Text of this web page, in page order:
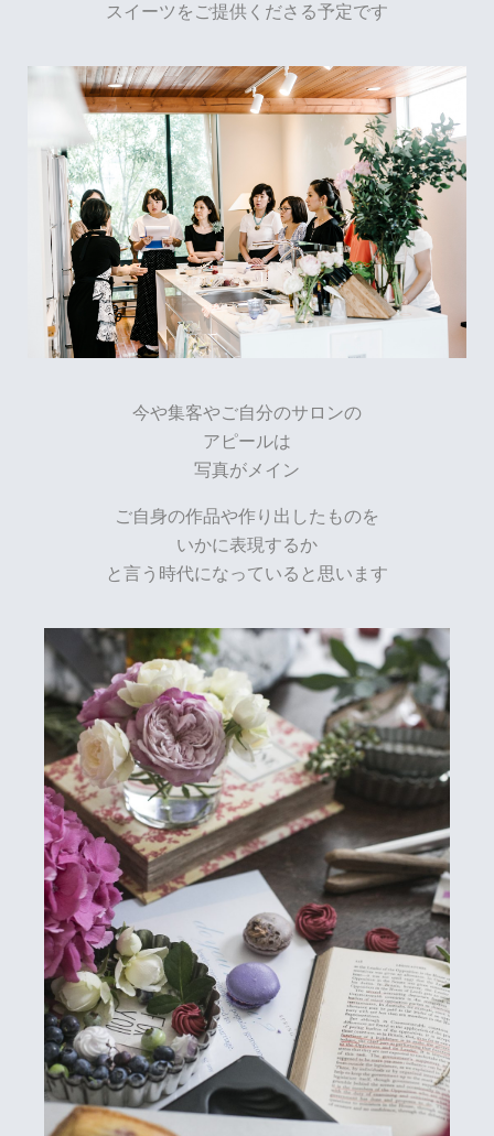
スイーツをご提供くださる予定です
今や集客やご自分のサロンの
アピールは
写真がメイン
ご自身の作品や作り出したものを
いかに表現するか
と言う時代になっていると思います